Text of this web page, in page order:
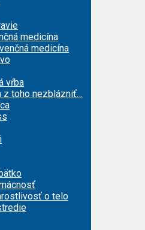
medicína
medicína
vŕba
z toho nezblázniť…
o telo